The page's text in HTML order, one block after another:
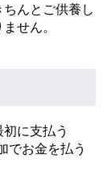
んとご供養し
せん。
に支払う
でお金を払う